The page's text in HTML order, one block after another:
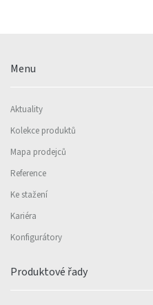
Menu
Aktuality
Kolekce produktů
Mapa prodejců
Reference
Ke stažení
Kariéra
Konfigurátory
Produktové řady